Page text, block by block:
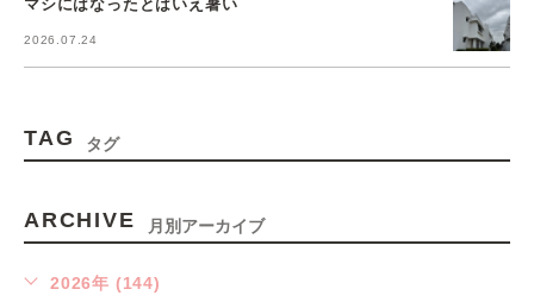
マシにはなったとはいえ暑い
2026.07.24
TAG タグ
ARCHIVE 月別アーカイブ
2026年 (144)